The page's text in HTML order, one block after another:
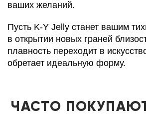
ваших желаний.
Пусть K-Y Jelly станет вашим
в открытии новых граней
плавность переходит в
обретает идеальную форму.
ЧАСТО